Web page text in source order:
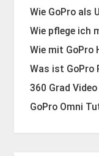
Wie GoPro als
Wie pflege ich
Wie mit GoPro
Was ist GoPro
360 Grad
GoPro Omni